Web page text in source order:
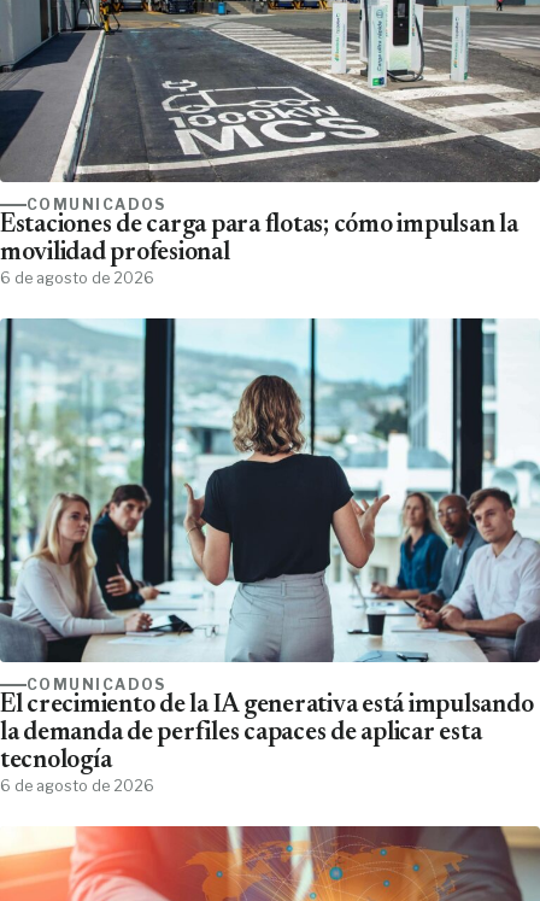
COMUNICADOS
Estaciones de carga para flotas; cómo impulsan la
movilidad profesional
6 de agosto de 2026
COMUNICADOS
El crecimiento de la IA generativa está impulsando
la demanda de perfiles capaces de aplicar esta
tecnología
6 de agosto de 2026